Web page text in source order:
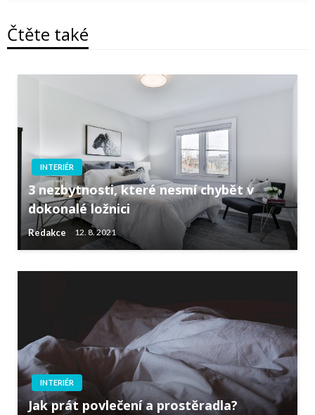
Čtěte také
INTERIÉR
3 nezbytnosti, které nesmí chybět v
dokonalé ložnici
Redakce 12. 8. 2021
INTERIÉR
Jak prát povlečení a prostěradla?